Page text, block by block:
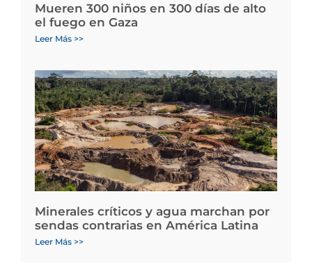
Mueren 300 niños en 300 días de alto
el fuego en Gaza
Leer Más >>
Minerales críticos y agua marchan por
sendas contrarias en América Latina
Leer Más >>